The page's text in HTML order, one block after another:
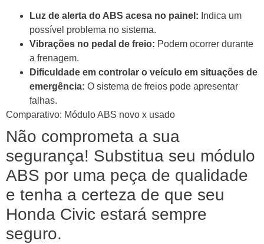
Luz de alerta do ABS acesa no painel: Indica um
possível problema no sistema.
Vibrações no pedal de freio: Podem ocorrer durante
a frenagem.
Dificuldade em controlar o veículo em situações de
emergência: O sistema de freios pode apresentar
falhas.
Comparativo: Módulo ABS novo x usado
Não comprometa a sua
segurança! Substitua seu módulo
ABS por uma peça de qualidade
e tenha a certeza de que seu
Honda Civic estará sempre
seguro.